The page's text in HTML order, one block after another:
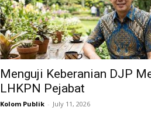
Menguji Keberanian DJP
LHKPN Pejabat
Kolom Publik - July 11, 2026